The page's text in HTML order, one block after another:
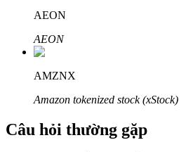
Đối tác Bitrue
Lên đến 65% hoa hồng!
AEON
AEON
AMZNX
Amazon tokenized stock (xStock)
Câu hỏi thường gặp